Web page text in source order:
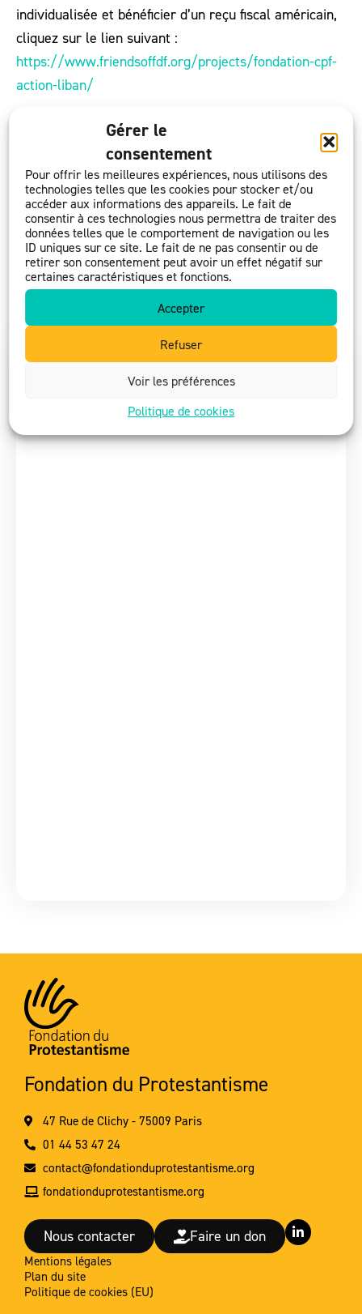
Gérer le
consentement
Pour offrir les meilleures expériences, nous utilisons des
technologies telles que les cookies pour stocker et/ou
accéder aux informations des appareils. Le fait de
consentir à ces technologies nous permettra de traiter des
données telles que le comportement de navigation ou les
ID uniques sur ce site. Le fait de ne pas consentir ou de
retirer son consentement peut avoir un effet négatif sur
certaines caractéristiques et fonctions.
Accepter
Refuser
Voir les préférences
Politique de cookies
individualisée et bénéficier d’un reçu fiscal américain,
cliquez sur le lien suivant :
https://www.friendsoffdf.org/projects/fondation-cpf-
action-liban/
Soutenez CPF-Action Liban
Champ d'intervention :Solidarité internationale
Territoire d'intervention :France, Moyen-Orient
Présidence :Anis NASSIF
Date de création :24/06/2021
https://www.cpf.edu.lb/levee-de-fonds/
Fondation du Protestantisme
47 Rue de Clichy - 75009 Paris
01 44 53 47 24
contact@fondationduprotestantisme.org
fondationduprotestantisme.org
Nous contacter Faire un don
L
i
Mentions légales
Plan du site
Politique de cookies (EU)